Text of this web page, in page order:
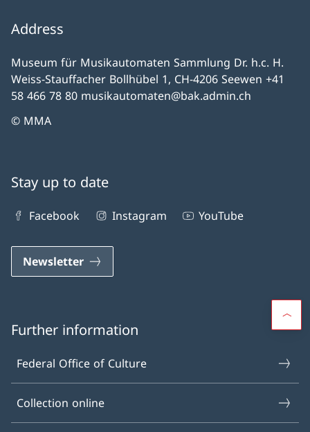
Address
Museum für Musikautomaten Sammlung Dr. h.c. H.
Weiss-Stauffacher Bollhübel 1, CH-4206 Seewen +41
58 466 78 80 musikautomaten@bak.admin.ch
© MMA
Stay up to date
Facebook Instagram YouTube
Newsletter
Further information
Federal Office of Culture
Collection online